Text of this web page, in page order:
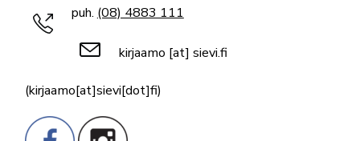
puh. (08) 4883 111
kirjaamo [at] sievi.fi
(kirjaamo[at]sievi[dot]fi)